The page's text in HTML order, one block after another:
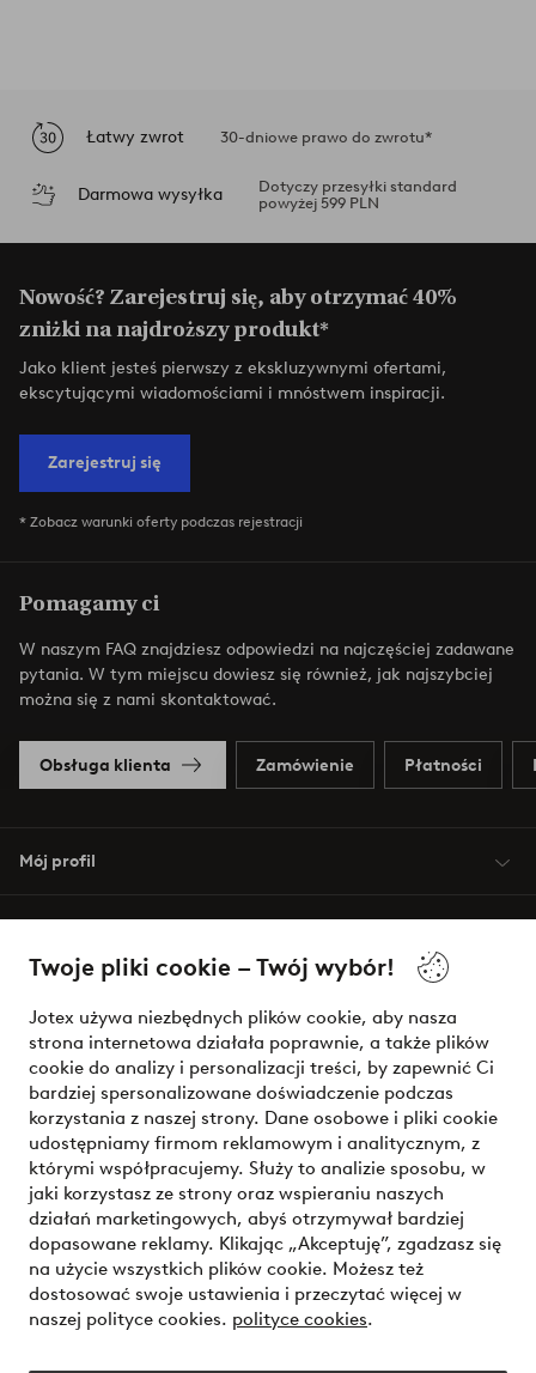
Twoje pliki cookie – Twój wybór!
Jotex używa niezbędnych plików cookie, aby nasza
strona internetowa działała poprawnie, a także plików
cookie do analizy i personalizacji treści, by zapewnić Ci
bardziej spersonalizowane doświadczenie podczas
korzystania z naszej strony. Dane osobowe i pliki cookie
udostępniamy firmom reklamowym i analitycznym, z
którymi współpracujemy. Służy to analizie sposobu, w
jaki korzystasz ze strony oraz wspieraniu naszych
działań marketingowych, abyś otrzymywał bardziej
dopasowane reklamy. Klikając „Akceptuję”, zgadzasz się
na użycie wszystkich plików cookie. Możesz też
dostosować swoje ustawienia i przeczytać więcej w
naszej polityce cookies. polityce cookies.
Łatwy zwrot 30-dniowe prawo do zwrotu*
Darmowa wysyłka
Dotyczy przesyłki standard
powyżej 599 PLN
Nowość? Zarejestruj się, aby otrzymać 40%
zniżki na najdroższy produkt*
Jako klient jesteś pierwszy z ekskluzywnymi ofertami,
ekscytującymi wiadomościami i mnóstwem inspiracji.
Zarejestruj się
* Zobacz warunki oferty podczas rejestracji
Pomagamy ci
W naszym FAQ znajdziesz odpowiedzi na najczęściej zadawane
pytania. W tym miejscu dowiesz się również, jak najszybciej
można się z nami skontaktować.
Obsługa klienta Zamówienie Płatności
Mój profil
Warunki
Bezpieczne płatności - zapłać teraz lub podziel się
Chcesz dowiedzieć się więcej o naszych opcjach płatności